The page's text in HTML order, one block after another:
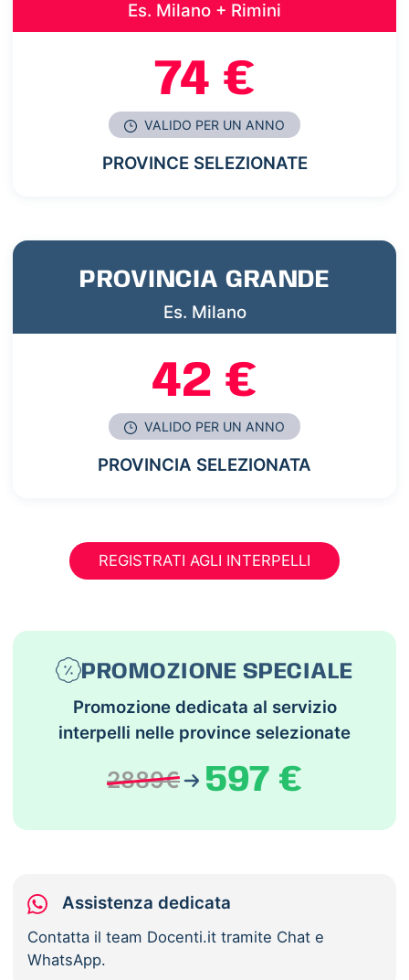
Es. Milano + Rimini
74 €
VALIDO PER UN ANNO
PROVINCE SELEZIONATE
PROVINCIA GRANDE
Es. Milano
42 €
VALIDO PER UN ANNO
PROVINCIA SELEZIONATA
REGISTRATI AGLI INTERPELLI
PROMOZIONE SPECIALE
Promozione dedicata al servizio
interpelli nelle province selezionate
2889€ 597 €
Assistenza dedicata
Contatta il team Docenti.it tramite Chat e
WhatsApp.